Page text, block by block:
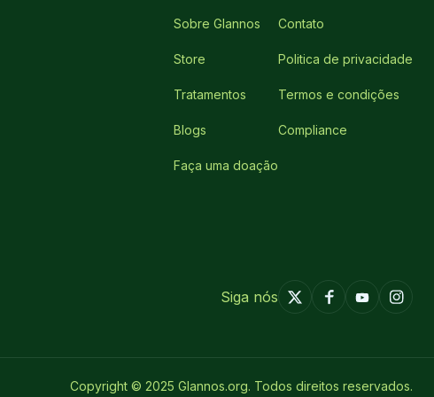
Sobre Glannos
Store
Tratamentos
Blogs
Faça uma doação
Contato
Politica de privacidade
Termos e condições
Compliance
Siga nós
Copyright © 2025 Glannos.org. Todos direitos reservados.